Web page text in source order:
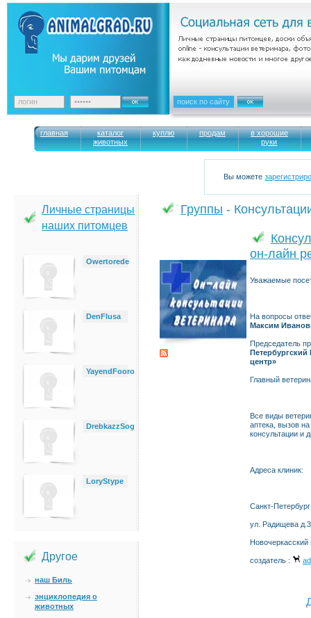
главная
каталог
животных
куплю продам
в хорошие
руки
Вы можете
Личные страницы
наших питомцев
Owertorede
DenFlusa
YayendFooro
DrebkazzSog
LoryStype
Другое
наш Биль
энциклопедия о
животных
Группы -
он-лайн
Уважаемые
На вопросы
Максим
Председатель
центр»
Главный
Все виды
аптека, вызов
консультации и
Адреса клиник:
Санкт-
ул. Радищева
создатель :